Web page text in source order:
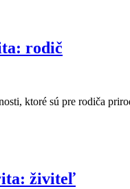
rodič
ktoré sú pre rodiča
živiteľ